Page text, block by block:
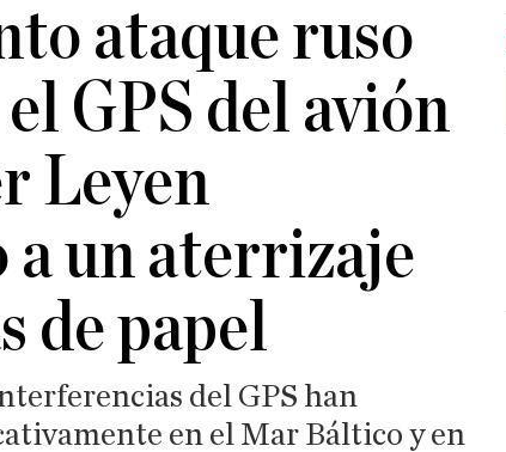
ataque ruso
GPS del avión
Leyen
a un aterrizaje
de papel
del GPS han
en el Mar Báltico y en